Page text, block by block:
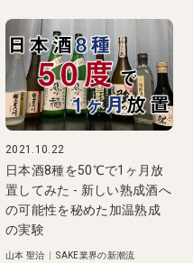
2021.10.22
日本酒8種を50℃で1ヶ月放
置してみた - 新しい熟成酒へ
の可能性を秘めた加温熟成
の実験
山本 聖治 |SAKE業界の新潮流